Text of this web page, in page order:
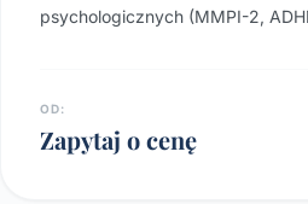
psychologicznych (MMPI-2,
OD:
Zapytaj o cenę